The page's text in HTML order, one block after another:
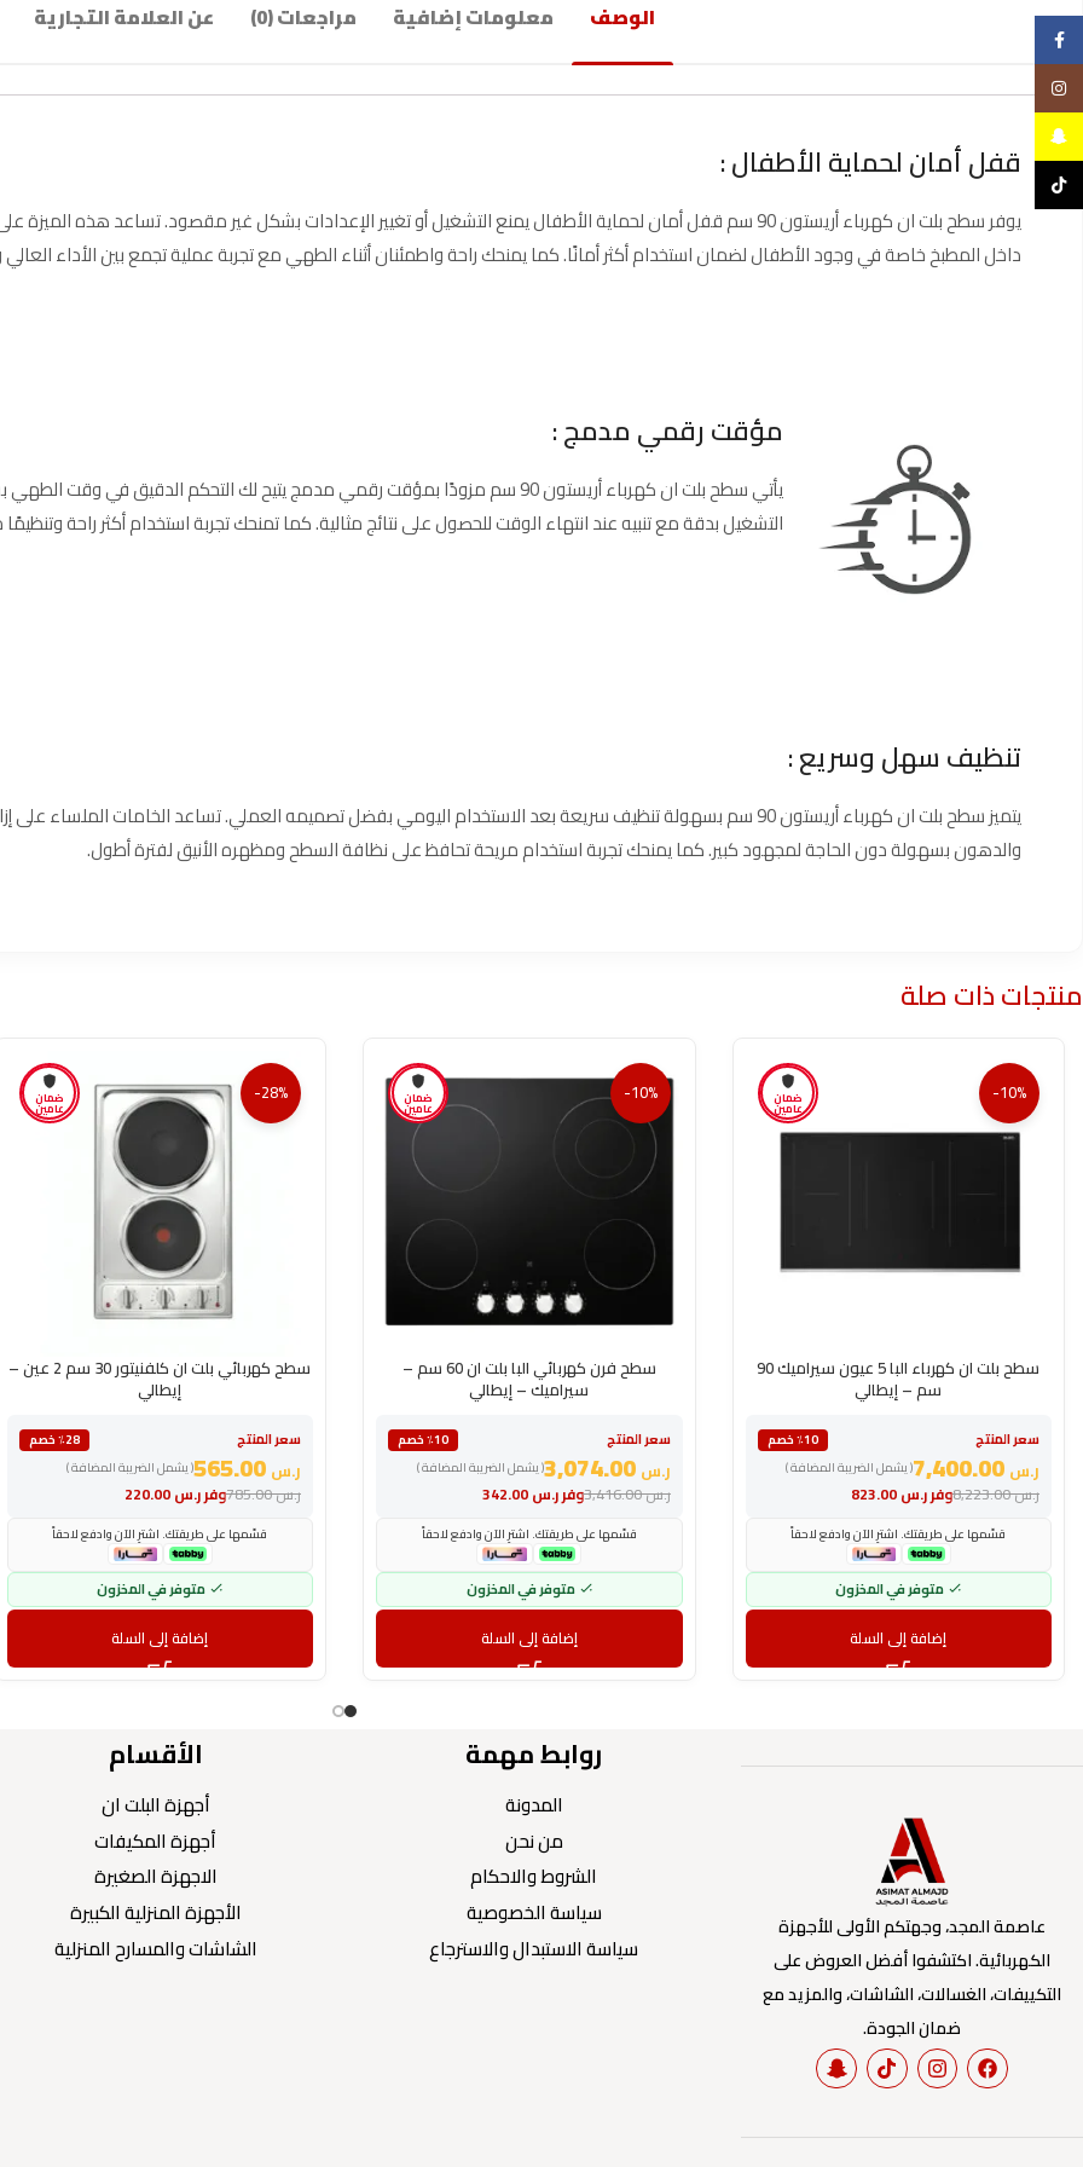
الوصف معلومات إضافية مراجعات (0) عن العلامة التجارية
قفل أمان لحماية الأطفال :
يوفر سطح بلت ان كهرباء أريستون 90 سم قفل أمان لحماية الأطفال يمنع التشغيل أو تغيير الإعدادات بشكل غير مقصود. تساعد هذه
داخل المطبخ خاصة في وجود الأطفال لضمان استخدام أكثر أمانًا. كما يمنحك راحة واطمئنان أثناء الطهي مع تجربة عملية تجمع بين الأداء العالي
مؤقت رقمي مدمج :
يأتي سطح بلت ان كهرباء أريستون 90 سم مزودًا بمؤقت رقمي مدمج يتيح لك التحكم
التشغيل بدقة مع تنبيه عند انتهاء الوقت للحصول على نتائج مثالية. كما تمنحك تجربة استخدام أكثر راحة
تنظيف سهل وسريع :
يتميز سطح بلت ان كهرباء أريستون 90 سم بسهولة تنظيف سريعة بعد الاستخدام اليومي بفضل تصميمه العملي. تساعد الخامات الملساء
والدهون بسهولة دون الحاجة لمجهود كبير. كما يمنحك تجربة استخدام مريحة تحافظ على نظافة السطح ومظهره الأنيق لفترة أطول.
منتجات ذات صلة
ضمان
عامين
-10%
سطح بلت ان كهرباء البا 5 عيون سيراميك 90
سم – إيطالي
سعر المنتج
٪10 خصم
( يشمل الضريبة المضافة )
ر.س
وفرر.س ر.س8,223.00
قسّمها على طريقتك. اشترِ الآن وادفع لاحقاً
متوفر في المخزون
إضافة إلى السلة
ضمان
عامين
-10%
سطح فرن كهربائي البا بلت ان 60 سم –
سيراميك – إيطالي
سعر المنتج
٪10 خصم
( يشمل الضريبة المضافة )
ر.س 3,074.00
وفرر.س342.00 ر.س3,416.00
قسّمها على طريقتك. اشترِ الآن وادفع لاحقاً
متوفر في المخزون
إضافة إلى السلة
ضمان
عامين
-28%
سطح كهربائي بلت ان كلفنيتور 30 سم 2 عين –
إيطالي
سعر المنتج
٪28 خصم
( يشمل الضريبة المضافة )
ر.س
وفرر.س ر.س785.00
قسّمها على طريقتك. اشترِ الآن وادفع لاحقاً
متوفر في المخزون
إضافة إلى السلة
عاصمة المجد، وجهتكم الأولى للأجهزة
الكهربائية. اكتشفوا أفضل العروض على
التكييفات، الغسالات، الشاشات، والمزيد مع
ضمان الجودة.
روابط مهمة
المدونة
من نحن
الشروط والاحكام
سياسة الخصوصية
سياسة الاستبدال والاسترجاع
الأقسام
أجهزة البلت ان
أجهزة المكيفات
الاجهزة الصغيرة
الأجهزة المنزلية الكبيرة
الشاشات والمسارح المنزلية
Instagram